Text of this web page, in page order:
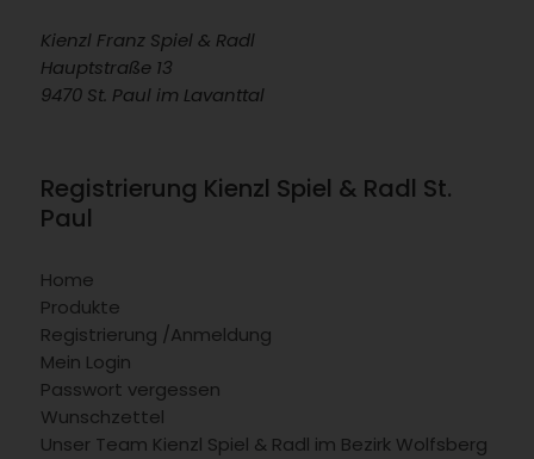
Kienzl Franz Spiel & Radl
Hauptstraße 13
9470 St. Paul im Lavanttal
Registrierung Kienzl Spiel & Radl St.
Paul
Home
Produkte
Registrierung /Anmeldung
Mein Login
Passwort vergessen
Wunschzettel
Unser Team Kienzl Spiel & Radl im Bezirk Wolfsberg